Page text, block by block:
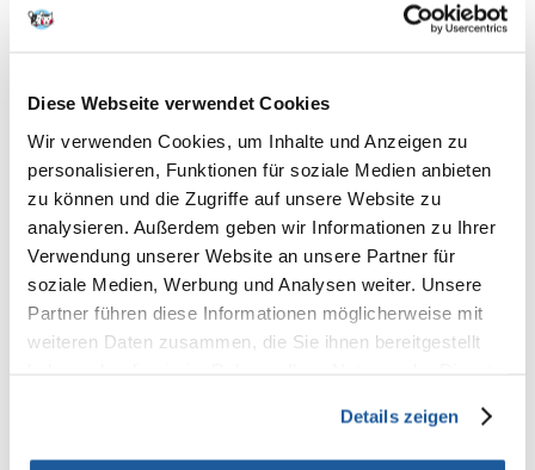
Diese Webseite verwendet Cookies
Wir verwenden Cookies, um Inhalte und Anzeigen zu
personalisieren, Funktionen für soziale Medien anbieten
zu können und die Zugriffe auf unsere Website zu
analysieren. Außerdem geben wir Informationen zu Ihrer
Verwendung unserer Website an unsere Partner für
soziale Medien, Werbung und Analysen weiter. Unsere
Partner führen diese Informationen möglicherweise mit
weiteren Daten zusammen, die Sie ihnen bereitgestellt
Details zeigen
Recommend
Produktbeschreibung
Benek Super Pinio ist eine universelle Pellets als Einstreu für Heimtiere
wie Katzen, Hamster, Meerschweinchen, Kaninchen, Chinchillas und
Vögel verwendet. Es hat die Form der Rollen mit einem Durchmesser
von 6 mm und Längen von 6 bis 12 mm.
Es ist ein natürliches Produkt aus Mikrofasern aus Kiefer und Fichte
gebildet, ohne chemische Zusatzstoffe. Es hat eine sehr hohe